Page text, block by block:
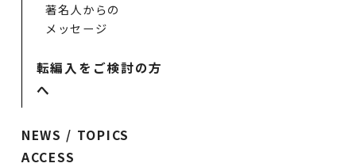
著名人からの
メッセージ
転編入をご検討の方
へ
NEWS / TOPICS
ACCESS